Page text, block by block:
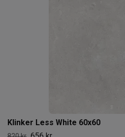
Klinker Less White 60x60